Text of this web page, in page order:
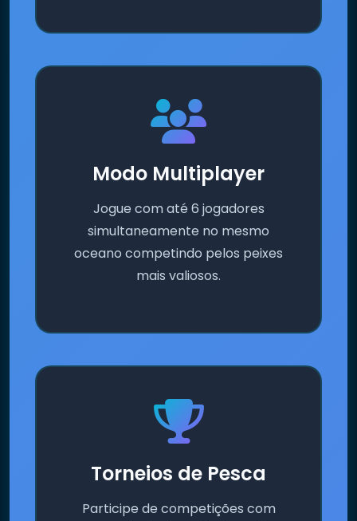
Modo Multiplayer
Jogue com até 6 jogadores
simultaneamente no mesmo
oceano competindo pelos peixes
mais valiosos.
Torneios de Pesca
Participe de competições com